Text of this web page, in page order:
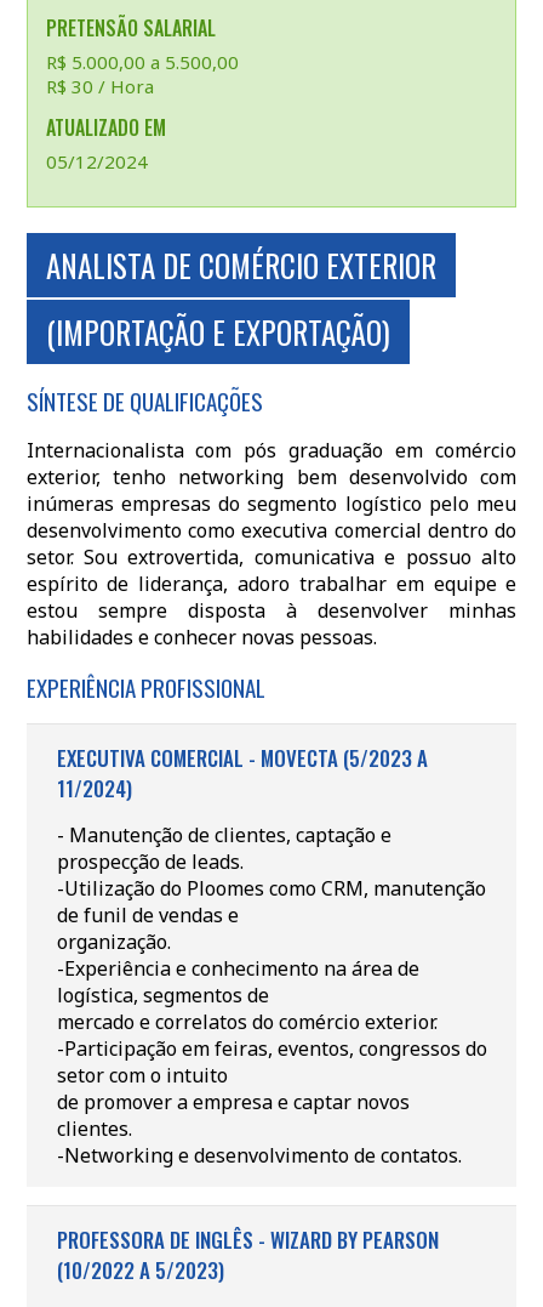
PRETENSÃO SALARIAL
R$ 5.000,00 a 5.500,00
R$ 30 / Hora
ATUALIZADO EM
05/12/2024
ANALISTA DE COMÉRCIO EXTERIOR
(IMPORTAÇÃO E EXPORTAÇÃO)
SÍNTESE DE QUALIFICAÇÕES
Internacionalista com pós graduação em comércio
exterior, tenho networking bem desenvolvido com
inúmeras empresas do segmento logístico pelo meu
desenvolvimento como executiva comercial dentro do
setor. Sou extrovertida, comunicativa e possuo alto
espírito de liderança, adoro trabalhar em equipe e
estou sempre disposta à desenvolver minhas
habilidades e conhecer novas pessoas.
EXPERIÊNCIA PROFISSIONAL
EXECUTIVA COMERCIAL - MOVECTA (5/2023 A
11/2024)
- Manutenção de clientes, captação e
prospecção de leads.
-Utilização do Ploomes como CRM, manutenção
de funil de vendas e
organização.
-Experiência e conhecimento na área de
logística, segmentos de
mercado e correlatos do comércio exterior.
-Participação em feiras, eventos, congressos do
setor com o intuito
de promover a empresa e captar novos
clientes.
-Networking e desenvolvimento de contatos.
PROFESSORA DE INGLÊS - WIZARD BY PEARSON
(10/2022 A 5/2023)